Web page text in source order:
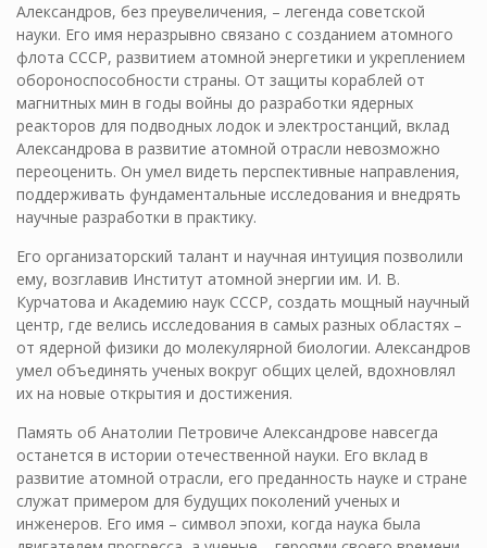
Александров, без преувеличения, – легенда советской
науки. Его имя неразрывно связано с созданием атомного
флота СССР, развитием атомной энергетики и укреплением
обороноспособности страны. От защиты кораблей от
магнитных мин в годы войны до разработки ядерных
реакторов для подводных лодок и электростанций, вклад
Александрова в развитие атомной отрасли невозможно
переоценить. Он умел видеть перспективные направления,
поддерживать фундаментальные исследования и внедрять
научные разработки в практику.
Его организаторский талант и научная интуиция позволили
ему, возглавив Институт атомной энергии им. И. В.
Курчатова и Академию наук СССР, создать мощный научный
центр, где велись исследования в самых разных областях –
от ядерной физики до молекулярной биологии. Александров
умел объединять ученых вокруг общих целей, вдохновлял
их на новые открытия и достижения.
Память об Анатолии Петровиче Александрове навсегда
останется в истории отечественной науки. Его вклад в
развитие атомной отрасли, его преданность науке и стране
служат примером для будущих поколений ученых и
инженеров. Его имя – символ эпохи, когда наука была